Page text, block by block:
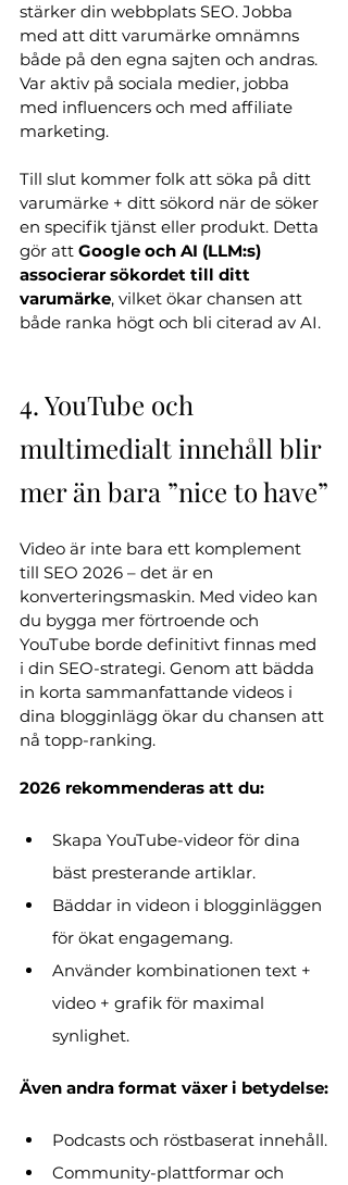
stärker din webbplats SEO. Jobba
med att ditt varumärke omnämns
både på den egna sajten och andras.
Var aktiv på sociala medier, jobba
med influencers och med affiliate
marketing.
Till slut kommer folk att söka på ditt
varumärke + ditt sökord när de söker
en specifik tjänst eller produkt. Detta
gör att Google och AI (LLM:s)
associerar sökordet till ditt
varumärke, vilket ökar chansen att
både ranka högt och bli citerad av AI.
4. YouTube och
multimedialt innehåll blir
mer än bara ”nice to have”
Video är inte bara ett komplement
till SEO 2026 – det är en
konverteringsmaskin. Med video kan
du bygga mer förtroende och
YouTube borde definitivt finnas med
i din SEO-strategi. Genom att bädda
in korta sammanfattande videos i
dina blogginlägg ökar du chansen att
nå topp-ranking.
2026 rekommenderas att du:
Skapa YouTube-videor för dina
bäst presterande artiklar.
Bäddar in videon i blogginläggen
för ökat engagemang.
Använder kombinationen text +
video + grafik för maximal
synlighet.
Även andra format växer i betydelse:
Podcasts och röstbaserat innehåll.
Community-plattformar och